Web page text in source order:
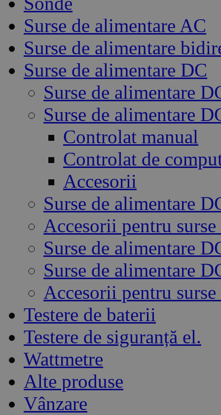
Surse de alimentare AC
Surse de alimentare
Surse de alimentare DC
Surse de alimentare
Surse de alimentare
Controlat manual
Controlat de
Accesorii
Surse de alimentare
Accesorii pentru
Surse de alimentare
Surse de alimentare
Accesorii pentru
Testere de baterii
Testere de siguranță el.
Wattmetre
Alte produse
Vânzare